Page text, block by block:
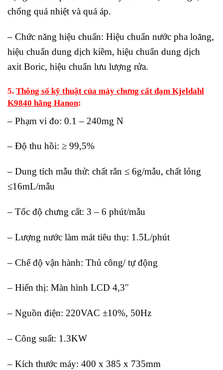
chống quá nhiệt và quá áp.
– Chức năng hiệu chuẩn: Hiệu chuẩn nước pha loãng,
hiệu chuẩn dung dịch kiềm, hiệu chuẩn dung dịch
axit Boric, hiệu chuẩn lưu lượng rửa.
5. Thông số kỹ thuật của máy chưng cất đạm Kjeldahl
K9840 hãng Hanon:
– Phạm vi đo: 0.1 – 240mg N
– Độ thu hồi: ≥ 99,5%
– Dung tích mẫu thử: chất rắn ≤ 6g/mẫu, chất lỏng
≤16mL/mẫu
– Tốc độ chưng cất: 3 – 6 phút/mẫu
– Lượng nước làm mát tiêu thụ: 1.5L/phút
– Chế độ vận hành: Thủ công/ tự động
– Hiển thị: Màn hình LCD 4,3″
– Nguồn điện: 220VAC ±10%, 50Hz
– Công suất: 1.3KW
– Kích thước máy: 400 x 385 x 735mm